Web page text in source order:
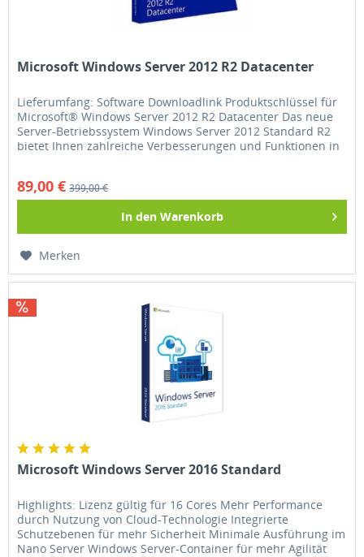
Microsoft Windows Server 2012 R2 Datacenter
Lieferumfang: Software Downloadlink Produktschlüssel für
Microsoft® Windows Server 2012 R2 Datacenter Das neue
Server-Betriebssystem Windows Server 2012 Standard R2
bietet Ihnen zahlreiche Verbesserungen und Funktionen in
89,00 € 399,00 €
In den Warenkorb
Merken
Microsoft Windows Server 2016 Standard
Highlights: Lizenz gültig für 16 Cores Mehr Performance
durch Nutzung von Cloud-Technologie Integrierte
Schutzebenen für mehr Sicherheit Minimale Ausführung im
Nano Server Windows Server-Container für mehr Agilität